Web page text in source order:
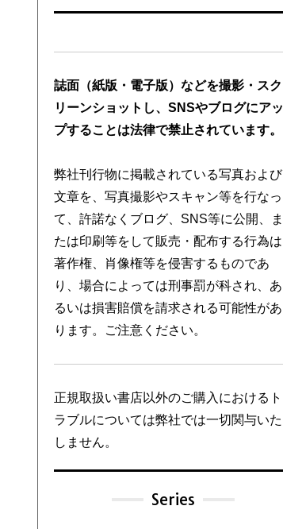
誌面（紙版・電子版）などを撮影・スク
リーンショットし、SNSやブログにアッ
プすることは法律で禁止されています。
弊社刊行物に掲載されている写真および
文章を、写真撮影やスキャン等を行なっ
て、許諾なくブログ、SNS等に公開、ま
たは印刷等をして販売・配布する行為は
著作権、肖像権等を侵害するものであ
り、場合によっては刑事罰が科され、あ
るいは損害賠償を請求される可能性があ
ります。ご注意ください。
正規取扱い書店以外のご購入におけるト
ラブルについては弊社では一切関与いた
しません。
Series